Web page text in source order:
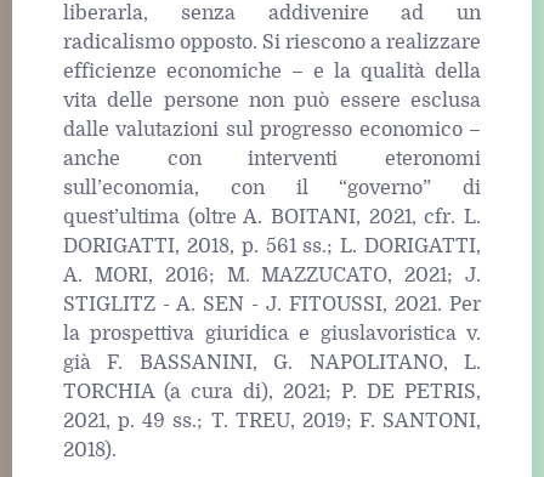
liberarla, senza addivenire ad un
radicalismo opposto. Si riescono a realizzare
efficienze economiche – e la qualità della
vita delle persone non può essere esclusa
dalle valutazioni sul progresso economico –
anche con interventi eteronomi
sull’economia, con il “governo” di
quest’ultima (oltre A. BOITANI, 2021, cfr. L.
DORIGATTI, 2018, p. 561 ss.; L. DORIGATTI,
A. MORI, 2016; M. MAZZUCATO, 2021; J.
STIGLITZ - A. SEN - J. FITOUSSI, 2021. Per
la prospettiva giuridica e giuslavoristica v.
già F. BASSANINI, G. NAPOLITANO, L.
TORCHIA (a cura di), 2021; P. DE PETRIS,
2021, p. 49 ss.; T. TREU, 2019; F. SANTONI,
2018).